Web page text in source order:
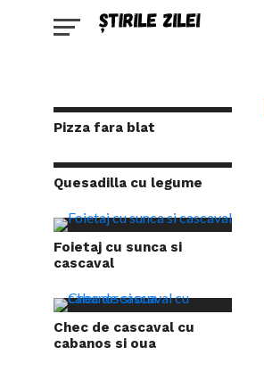
Pizza fara blat
Quesadilla cu legume
Foietaj cu sunca si
cascaval
Chec de cascaval cu
cabanos si oua